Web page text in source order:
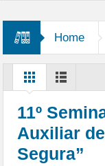
Home
11º
Auxiliar
Segura”